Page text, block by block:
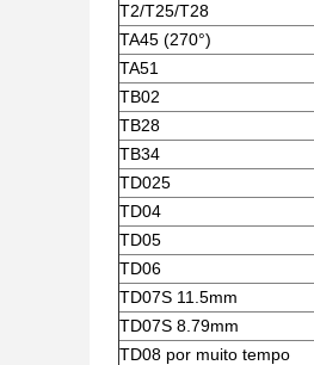
T2/T25/T28
TA45 (270°)
TA51
TB02
TB28
TB34
TD025
TD04
TD05
TD06
TD07S 11.5mm
TD07S 8.79mm
TD08 por muito tempo